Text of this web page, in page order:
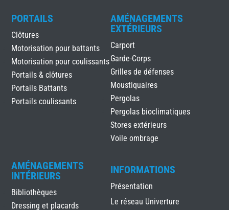
PORTAILS
Clôtures
Motorisation pour battants
Motorisation pour coulissants
Portails & clôtures
Portails Battants
Portails coulissants
AMÉNAGEMENTS
EXTÉRIEURS
Carport
Garde-Corps
Grilles de défenses
Moustiquaires
Pergolas
Pergolas bioclimatiques
Stores extérieurs
Voile ombrage
AMÉNAGEMENTS
INTÉRIEURS
Bibliothèques
Dressing et placards
INFORMATIONS
Présentation
Le réseau Univerture